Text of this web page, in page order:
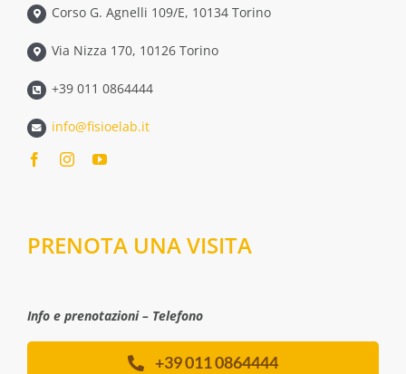
Corso G. Agnelli 109/E, 10134 Torino
Via Nizza 170, 10126 Torino
+39 011 0864444
info@fisioelab.it
PRENOTA UNA VISITA
Info e prenotazioni – Telefono
+39 011 0864444